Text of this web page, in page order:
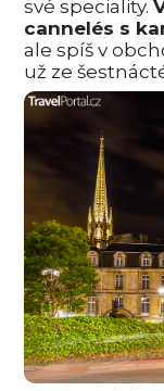
své speciality.
cannelés s
ale spíš v
už ze